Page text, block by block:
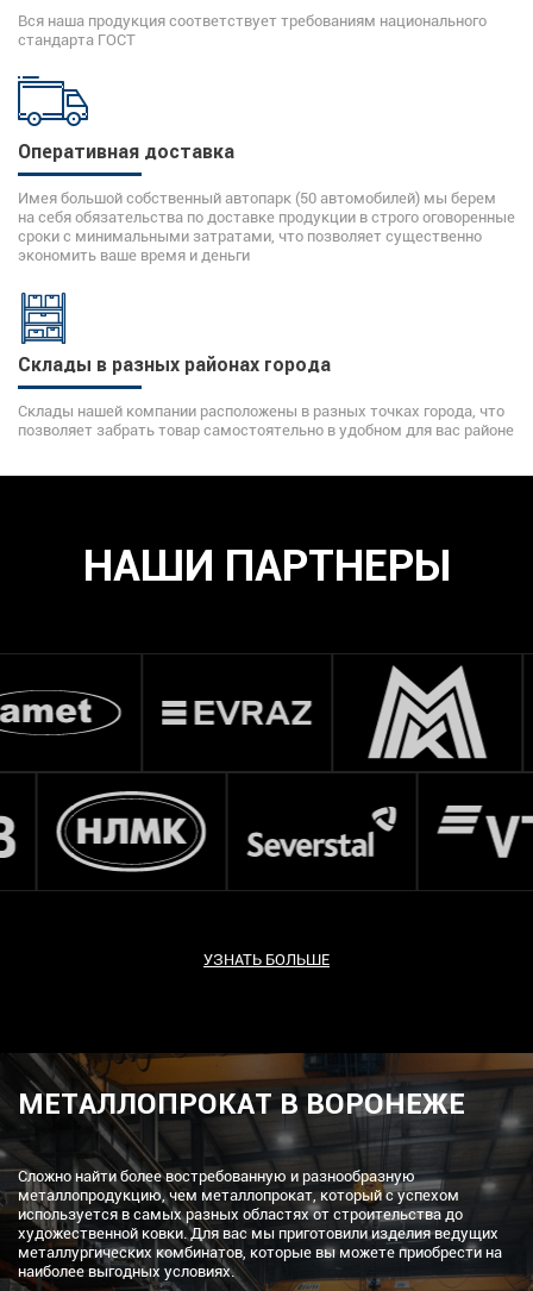
Вся наша продукция соответствует требованиям национального
стандарта ГОСТ
Оперативная доставка
Имея большой собственный автопарк (50 автомобилей) мы берем
на себя обязательства по доставке продукции в строго оговоренные
сроки с минимальными затратами, что позволяет существенно
экономить ваше время и деньги
Склады в разных районах города
Склады нашей компании расположены в разных точках города, что
позволяет забрать товар самостоятельно в удобном для вас районе
НАШИ ПАРТНЕРЫ
УЗНАТЬ БОЛЬШЕ
МЕТАЛЛОПРОКАТ В ВОРОНЕЖЕ
Сложно найти более востребованную и разнообразную
металлопродукцию, чем металлопрокат, который с успехом
используется в самых разных областях от строительства до
художественной ковки. Для вас мы приготовили изделия ведущих
металлургических комбинатов, которые вы можете приобрести на
наиболее выгодных условиях.